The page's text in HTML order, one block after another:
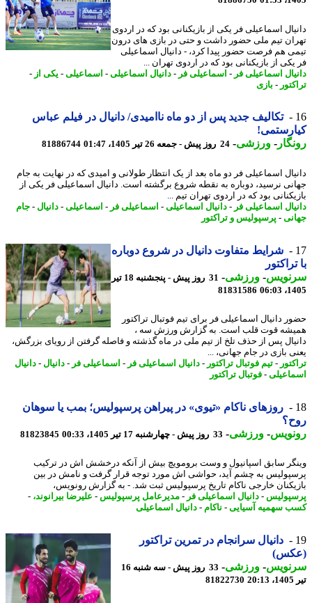
اسماعیلی فر یکی از بازیکنانی بود که در اردوی
تیم ملی حضور داشت و حتی در بازی های درون
هم فرصت حضور پیدا کرد، - دانیال اسماعیلی
از بازیکنانی بود که در اردوی تهران ...
اسماعیلی فر- اسماعیلی فر- دانیال اسماعیلی-اسماعیلی-یکی از-
-بازی
تکالیف جدید پس از دو ماه ناامیدی/ دانیال در فیلم عباس
-ورزشی-24 روز پیش - جمعه 26 تیر 1405، 01:47 81886744
اسماعیلی فر دو ماه بعد از یک انتظار طولانی و امیدی که در نهایت به جام
نرسید، دوباره به نقطه شروع برگشته است. دانیال اسماعیلی فر یکی از
بود که در اردوی تهران تیم ...
اسماعیلی فر- دانیال اسماعیلی-اسماعیلی فر- اسماعیلی-دانیال -جام
-پرسپولیس و تراکتور
شرایط متفاوت دانیال در شروع دوباره
-ورزشی-
31 روز پیش - پنجشنبه 18 تیر
81831586
دانیال اسماعیلی فر برای تیم فوتبال تراکتور
قوت قلب است. به گزارش ورزش سه ،
پس از حذف تلخ از تیم ملی در ماه گذشته و فاصله گرفتن از رویای بزرگش،
بازی در جام جهانی، ...
-تیم فوتبال تراکتور -دانیال اسماعیلی فر- اسماعیلی فر- دانیال -دانیال
-فوتبال تراکتور
روزهای ناکام «تیوی» در پیراهن پرسپولیس؛ بمب یا سوهان
-ورزشی-33 روز پیش - چهارشنبه 17 تیر 1405، 00:33 81823845
سابق اسپانیول و وست برومویچ بیش از آنکه درخشش اش در ترکیب
به چشم آید، حواشی اش مورد توجه قرار گرفت و نامش در بین
خارجی ناکام تاریخ پرسپولیس ثبت شد. - به گزارش رونویس،
-دانیال اسماعیلی فر- مدیرعامل پرسپولیس-علیرضا بیرانوند،-
سهمیه آسیایی-ناکام-دانیال اسماعیلی
دانیال سرانجام در تمرین تراکتور
-ورزشی-
33 روز پیش - سه شنبه 16
81822730